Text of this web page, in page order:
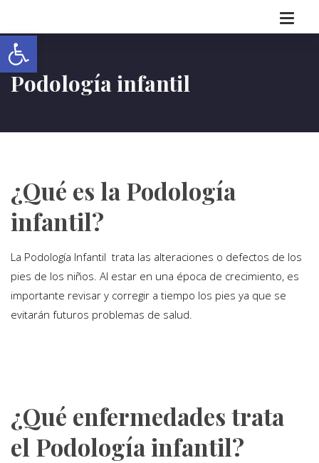
Abrir barra de herramientas
Podología infantil
¿Qué es la Podología
infantil?
La Podología Infantil trata las alteraciones o defectos de los
pies de los niños. Al estar en una época de crecimiento, es
importante revisar y corregir a tiempo los pies ya que se
evitarán futuros problemas de salud.
¿Qué enfermedades trata
el Podología infantil?